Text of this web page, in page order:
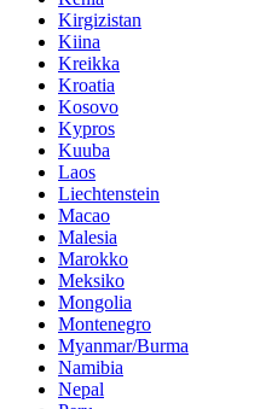
Kirgizistan
Kiina
Kreikka
Kroatia
Kosovo
Kypros
Kuuba
Laos
Liechtenstein
Macao
Malesia
Marokko
Meksiko
Mongolia
Montenegro
Myanmar/Burma
Namibia
Nepal